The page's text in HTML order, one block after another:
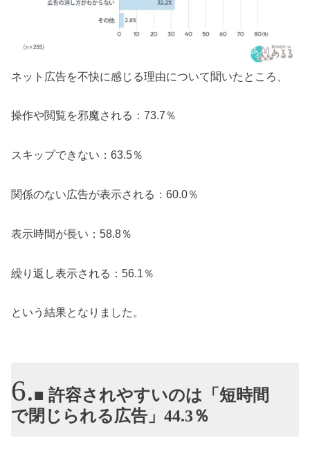
ネット広告を不快に感じる理由について聞いたところ、
操作や閲覧を邪魔される：73.7％
スキップできない：63.5％
関係のない広告が表示される：60.0％
表示時間が長い：58.8％
繰り返し表示される：56.1％
という結果となりました。
■ 許容されやすいのは「短時間
で閉じられる広告」44.3％